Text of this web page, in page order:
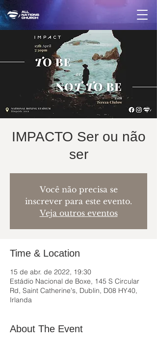
IMPACTO Ser ou não
ser
Você não precisa se
inscrever para este evento.
Veja outros eventos
Time & Location
15 de abr. de 2022, 19:30
Estádio Nacional de Boxe, 145 S Circular
Rd, Saint Catherine's, Dublin, D08 HY40,
Irlanda
About The Event